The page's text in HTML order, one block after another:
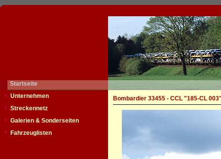
Startseite
Unternehmen
Streckennetz
Galerien & Sonderseiten
Fahrzeuglisten
Bombardier 33455 - CCL "185-CL